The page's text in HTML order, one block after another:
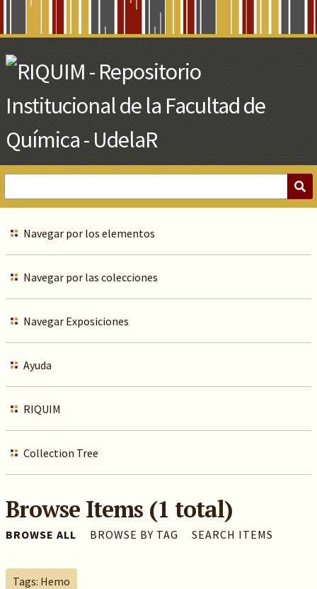
Main
Content
Navegar por los elementos
Navegar por las colecciones
Navegar Exposiciones
Ayuda
RIQUIM
Collection Tree
Browse Items (1 total)
BROWSE ALL BROWSE BY TAG SEARCH ITEMS
Tags: Hemo